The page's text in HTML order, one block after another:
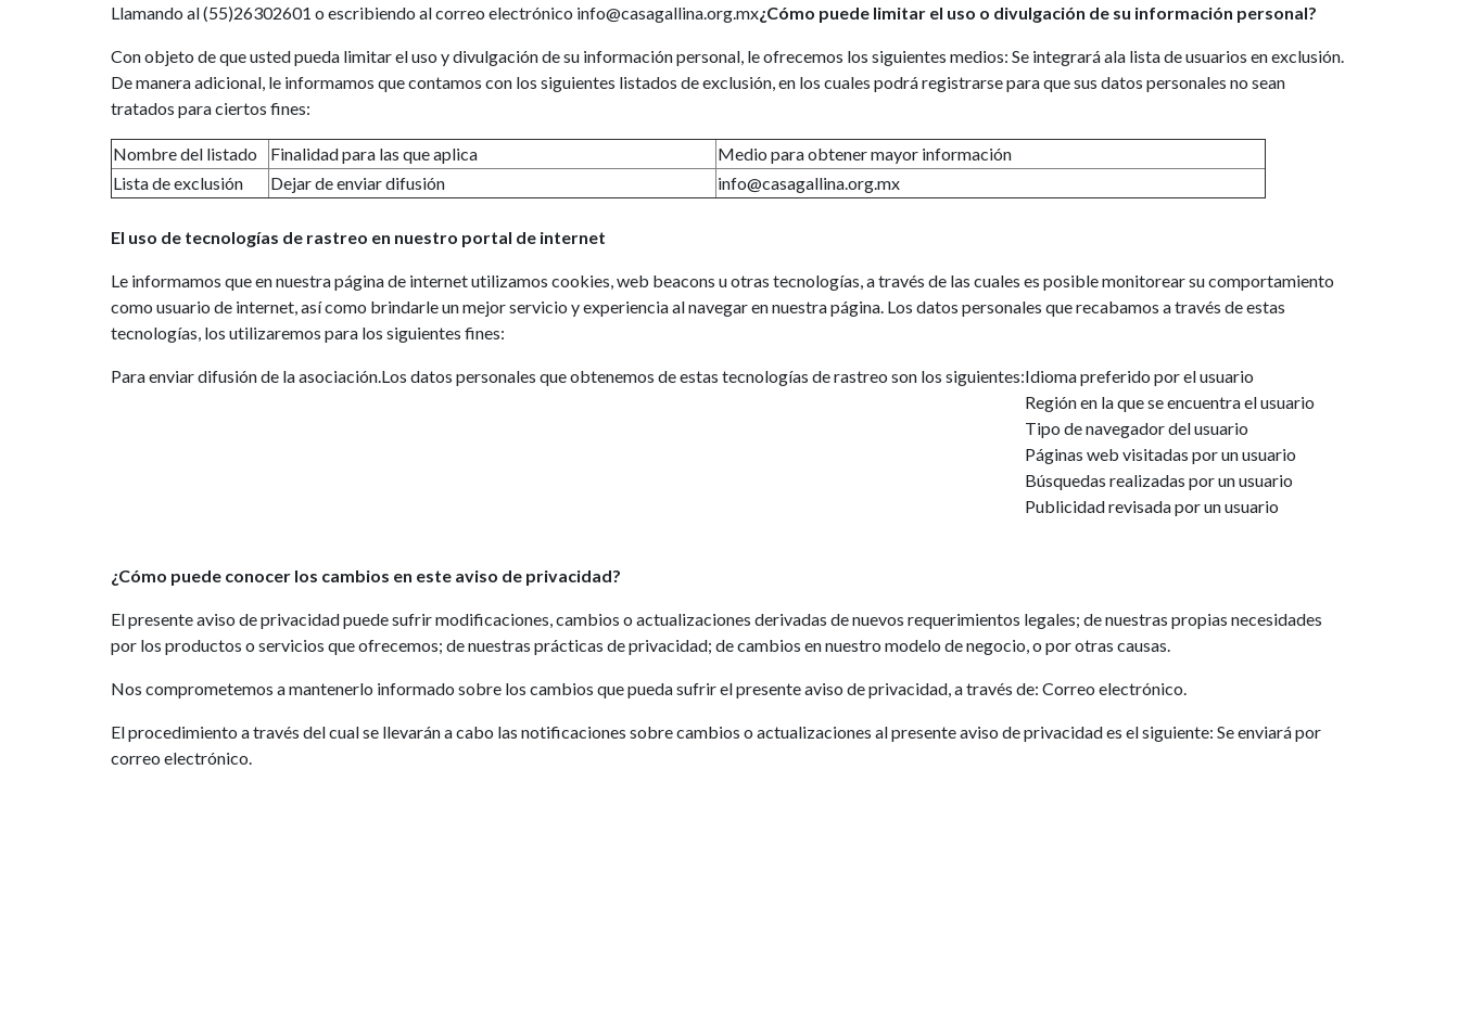
Llamando al (55)26302601 o escribiendo al correo electrónico info@casagallina.org.mx¿Cómo puede limitar el uso o divulgación de su información personal?
Con objeto de que usted pueda limitar el uso y divulgación de su información personal, le ofrecemos los siguientes medios: Se integrará ala lista de usuarios en exclusión.
De manera adicional, le informamos que contamos con los siguientes listados de exclusión, en los cuales podrá registrarse para que sus datos personales no sean
tratados para ciertos fines:
Nombre del listado Finalidad para las que aplica
Medio para obtener mayor información
Lista de exclusión
Dejar de enviar difusión info@casagallina.org.mx
El uso de tecnologías de rastreo en nuestro portal de internet
Le informamos que en nuestra página de internet utilizamos cookies, web beacons u otras tecnologías, a través de las cuales es posible monitorear su comportamiento
como usuario de internet, así como brindarle un mejor servicio y experiencia al navegar en nuestra página. Los datos personales que recabamos a través de estas
tecnologías, los utilizaremos para los siguientes fines:
Para enviar difusión de la asociación. Los datos personales que obtenemos de estas tecnologías de rastreo son los siguientes:Idioma preferido por el usuario
Región en la que se encuentra el usuario
Tipo de navegador del usuario
Páginas web visitadas por un usuario
Búsquedas realizadas por un usuario
Publicidad revisada por un usuario
¿Cómo puede conocer los cambios en este aviso de privacidad?
El presente aviso de privacidad puede sufrir modificaciones, cambios o actualizaciones derivadas de nuevos requerimientos legales; de nuestras propias necesidades
por los productos o servicios que ofrecemos; de nuestras prácticas de privacidad; de cambios en nuestro modelo de negocio, o por otras causas.
Nos comprometemos a mantenerlo informado sobre los cambios que pueda sufrir el presente aviso de privacidad, a través de: Correo electrónico.
El procedimiento a través del cual se llevarán a cabo las notificaciones sobre cambios o actualizaciones al presente aviso de privacidad es el siguiente: Se enviará por
correo electrónico.